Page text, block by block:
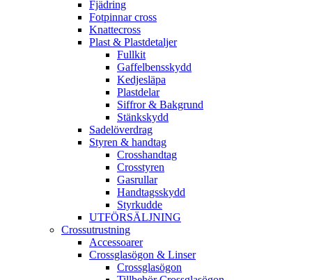
Fjädring
Fotpinnar cross
Knattecross
Plast & Plastdetaljer
Fullkit
Gaffelbensskydd
Kedjesläpa
Plastdelar
Siffror & Bakgrund
Stänkskydd
Sadelöverdrag
Styren & handtag
Crosshandtag
Crosstyren
Gasrullar
Handtagsskydd
Styrkudde
UTFÖRSÄLJNING
Crossutrustning
Accessoarer
Crossglasögon & Linser
Crossglasögon